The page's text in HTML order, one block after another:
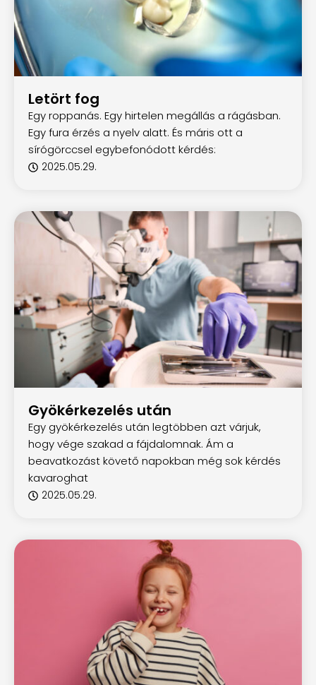
Letört fog
Egy roppanás. Egy hirtelen megállás a rágásban.
Egy fura érzés a nyelv alatt. És máris ott a
sírógörccsel egybefonódott kérdés:
2025.05.29.
Gyökérkezelés után
Egy gyökérkezelés után legtöbben azt várjuk,
hogy vége szakad a fájdalomnak. Ám a
beavatkozást követő napokban még sok kérdés
kavaroghat
2025.05.29.